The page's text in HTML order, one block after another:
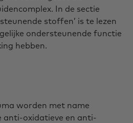
In de sectie
stoffen’ is te lezen
ondersteunende functie
hebben.
worden met name
anti-oxidatieve en anti-